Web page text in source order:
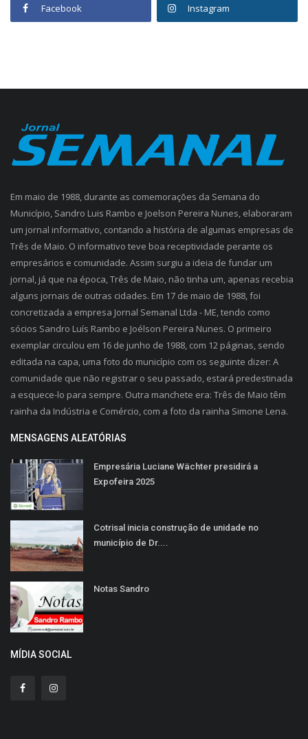
Facebook Instagram
Em maio de 1988, durante as comemorações da Semana do
Município, Sandro Luis Rambo e Joelson Pereira Nunes, elaboraram
um jornal informativo, contando a história de algumas empresas de
Três de Maio. O informativo teve boa receptividade perante os
empresários e comunidade. Assim surgiu a ideia de fundar um
jornal, já que na época, Três de Maio, não tinha um, apenas recebia
alguns jornais de outras cidades. Em 17 de maio de 1988, foi
concretizada a empresa Jornal Semanal Ltda - ME, tendo como
sócios Sandro Luís Rambo e Joélson Pereira Nunes. O primeiro
exemplar circulou em 16 de junho de 1988, com 12 páginas, sendo
editada na capa, uma foto do município com os seguinte dizer: A
comunidade que não registrar o seu passado, estará predestinada
a esquece-lo para sempre. Outra manchete era: Três de Maio têm
rainha da Indústria e Comércio, com a foto da rainha Simone Lena.
MENSAGENS ALEATÓRIAS
Empresária Luciane Wächter presidirá a
Expofeira 2025
Cotrisal inicia construção de unidade no
município de Dr....
Notas Sandro
MÍDIA SOCIAL